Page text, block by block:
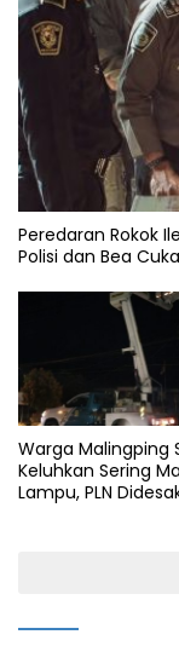
Peredaran Rokok
Polisi dan Bea
Warga Malingping
Keluhkan Sering
Lampu, PLN